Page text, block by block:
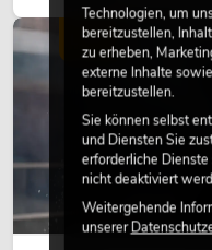
Charakter und kann
wirken lassen.
LICHT
Technologien, um
bereitzustellen,
zu erheben,
externe Inhalte
bereitzustellen.
Sie können selbst
und Diensten Sie
erforderliche
nicht deaktiviert
Weitergehende
unserer